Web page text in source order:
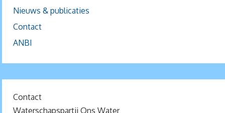
Nieuws & publicaties
Contact
ANBI
Contact
Waterschapspartij Ons Water